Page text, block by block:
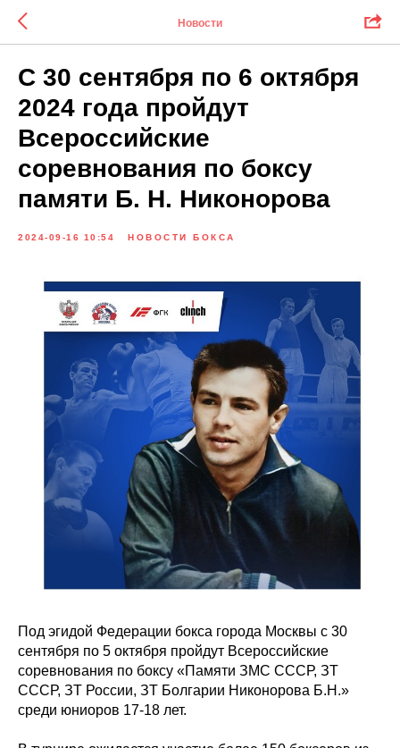
Новости
С 30 сентября по 6 октября
2024 года пройдут
Всероссийские
соревнования по боксу
памяти Б. Н. Никонорова
2024-09-16 10:54 НОВОСТИ БОКСА
Под эгидой Федерации бокса города Москвы с 30
сентября по 5 октября пройдут Всероссийские
соревнования по боксу «Памяти ЗМС СССР, ЗТ
СССР, ЗТ России, ЗТ Болгарии Никонорова Б.Н.»
среди юниоров 17-18 лет.